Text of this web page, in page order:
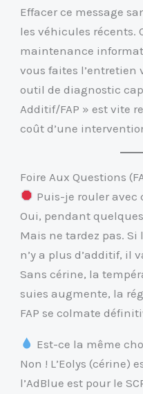
Effacer ce message
les véhicules récents.
maintenance
vous faites l’entretien
outil de diagnostic
Additif/FAP » est vite
coût d’une
Foire Aux Questions
Puis-je rouler avec
Oui, pendant
Mais ne tardez pas.
n’y a plus d’additif, il
Sans cérine, la
suies augmente, la
FAP se colmate
Est-ce la même
Non ! L’Eolys (cérine)
l’AdBlue est pour le